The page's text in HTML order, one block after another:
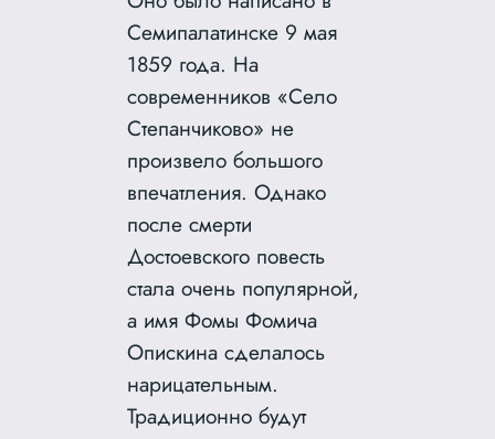
Семипалатинске 9 мая
1859 года. На
современников «Село
Степанчиково» не
произвело большого
впечатления. Однако
после смерти
Достоевского повесть
стала очень популярной,
а имя Фомы Фомича
Опискина сделалось
нарицательным.
Традиционно будут